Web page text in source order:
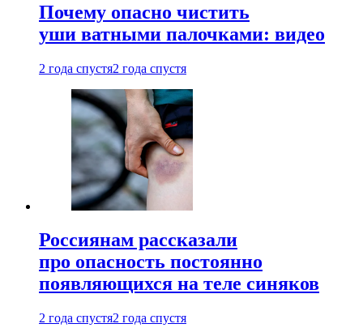
Почему опасно чистить
уши ватными палочками: видео
2 года спустя2 года спустя
Россиянам рассказали
про опасность постоянно
появляющихся на теле синяков
2 года спустя2 года спустя